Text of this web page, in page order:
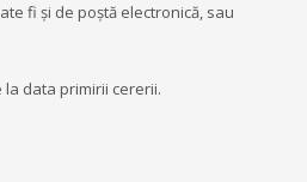
fi și de poștă electronică, sau
la data primirii cererii.